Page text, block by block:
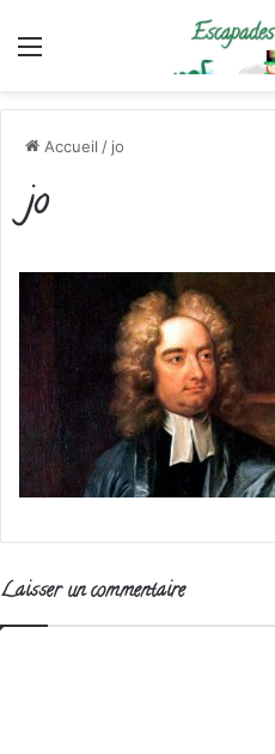
Menu
Accueil / jo
jo
Laisser un commentaire